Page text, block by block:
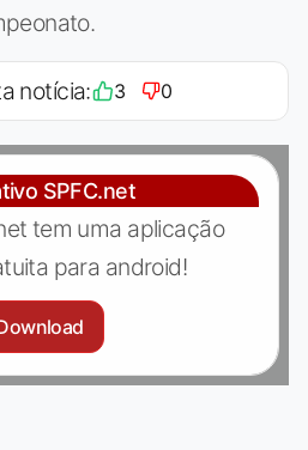
notícia: 3 0
SPFC.net
tem uma aplicação
para android!